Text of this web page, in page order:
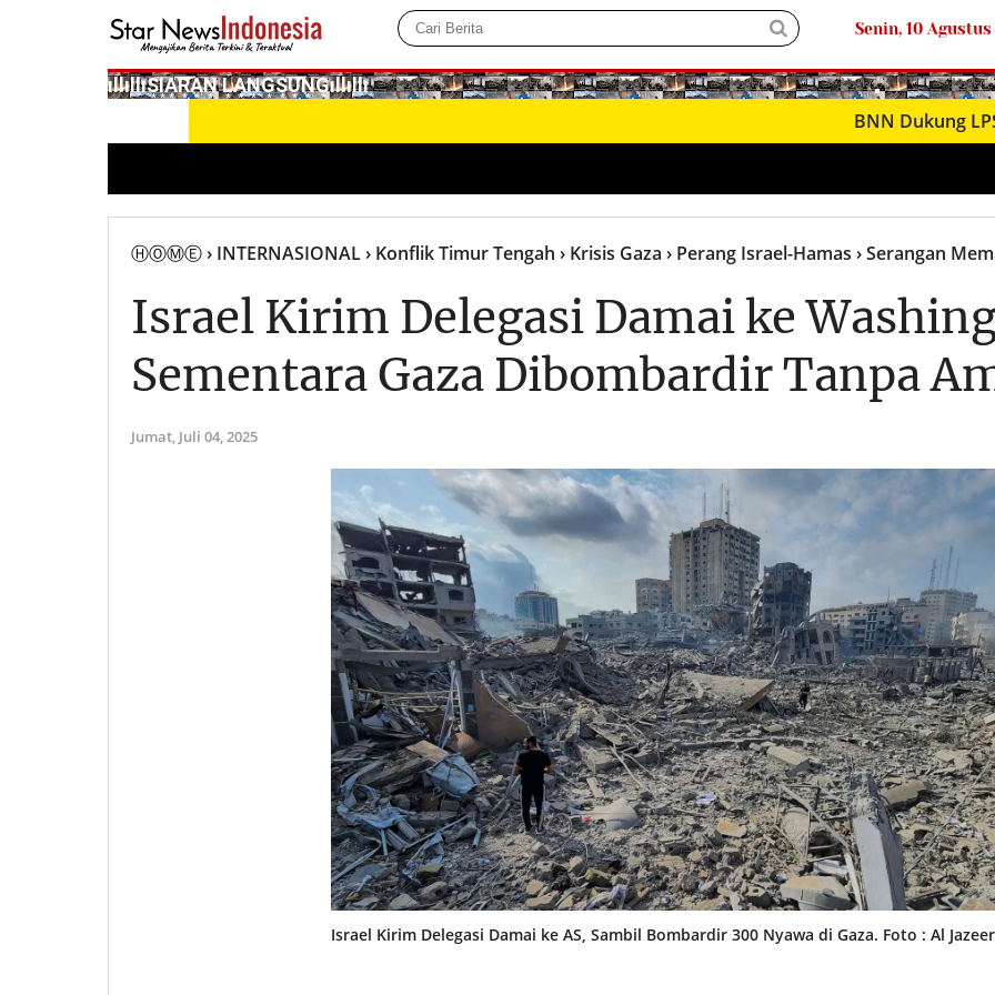
Senin, 10
­ıllıllıS͙I͙A͙R͙A͙N͙ L͙A͙N͙G͙S͙U͙N͙G͙ıllıllı
BNN Dukung LPSK
ⒽⓄⓂⒺ› INTERNASIONAL› Konflik Timur Tengah › Krisis Gaza › Perang Israel-Hamas › Serangan
Israel Kirim Delegasi Damai ke
Sementara Gaza Dibombardir Tanpa
Jumat, Juli 04, 2025
Israel Kirim Delegasi Damai ke AS, Sambil Bombardir 300 Nyawa di Gaza. Foto : Al